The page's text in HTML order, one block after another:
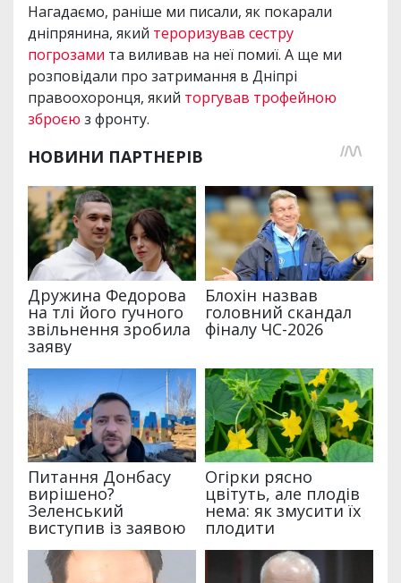
Нагадаємо, раніше ми писали, як покарали
дніпрянина, який тероризував сестру
погрозами та виливав на неї помиї. А ще ми
розповідали про затримання в Дніпрі
правоохоронця, який торгував трофейною
зброєю з фронту.